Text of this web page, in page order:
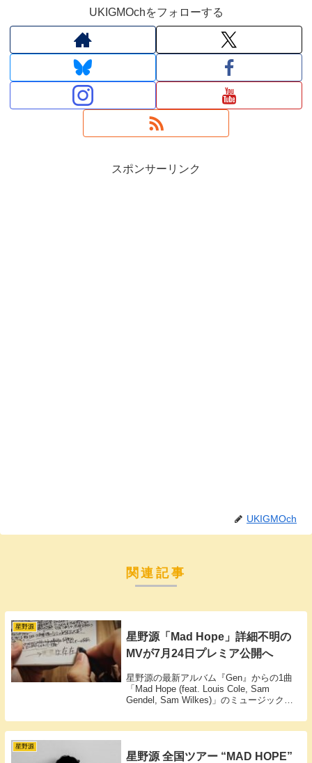
UKIGMOchをフォローする
スポンサーリンク
UKIGMOch
関連記事
星野源
星野源「Mad Hope」詳細不明の
MVが7月24日プレミア公開へ
星野源の最新アルバム『Gen』からの1曲
「Mad Hope (feat. Louis Cole, Sam
Gendel, Sam Wilkes)」のミュージックビ
YouTubeでプレミア公開されることが発表
されました。
星野源
星野源 全国ツアー “MAD HOPE”